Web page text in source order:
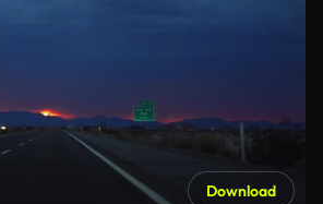
Download